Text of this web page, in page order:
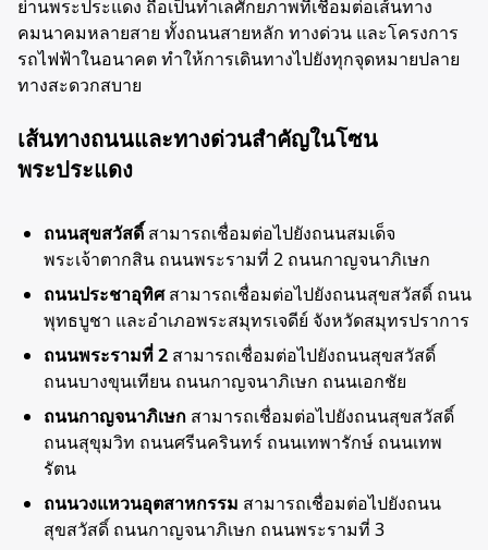
ย่านพระประแดง ถือเป็นทำเลศักยภาพที่เชื่อมต่อเส้นทาง
คมนาคมหลายสาย ทั้งถนนสายหลัก ทางด่วน และโครงการ
รถไฟฟ้าในอนาคต ทำให้การเดินทางไปยังทุกจุดหมายปลาย
ทางสะดวกสบาย
เส้นทางถนนและทางด่วนสำคัญในโซน
พระประแดง
ถนนสุขสวัสดิ์ สามารถเชื่อมต่อไปยังถนนสมเด็จ
พระเจ้าตากสิน ถนนพระรามที่ 2 ถนนกาญจนาภิเษก
ถนนประชาอุทิศสามารถเชื่อมต่อไปยังถนนสุขสวัสดิ์ ถนน
พุทธบูชา และอำเภอพระสมุทรเจดีย์ จังหวัดสมุทรปราการ
ถนนพระรามที่ 2 สามารถเชื่อมต่อไปยังถนนสุขสวัสดิ์
ถนนบางขุนเทียน ถนนกาญจนาภิเษก ถนนเอกชัย
ถนนกาญจนาภิเษก สามารถเชื่อมต่อไปยังถนนสุขสวัสดิ์
ถนนสุขุมวิท ถนนศรีนครินทร์ ถนนเทพารักษ์ ถนนเทพ
รัตน
ถนนวงแหวนอุตสาหกรรม สามารถเชื่อมต่อไปยังถนน
สุขสวัสดิ์ ถนนกาญจนาภิเษก ถนนพระรามที่ 3